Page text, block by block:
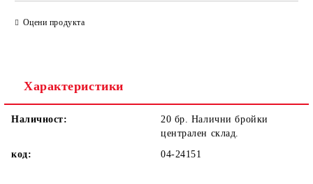
Оцени продукта
Характеристики
Наличност:
20 бр. Налични бройки
централен склад.
код:
04-24151